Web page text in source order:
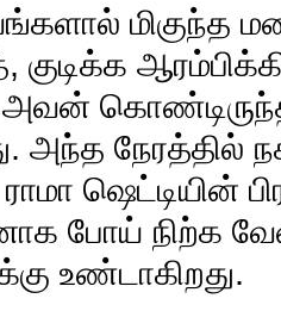
மிகுந்த
கொண்டிருந்த
அந்த நேரத்தில்
ராமா ஷெட்டியின்
போய் நிற்க
உண்டாகிறது.